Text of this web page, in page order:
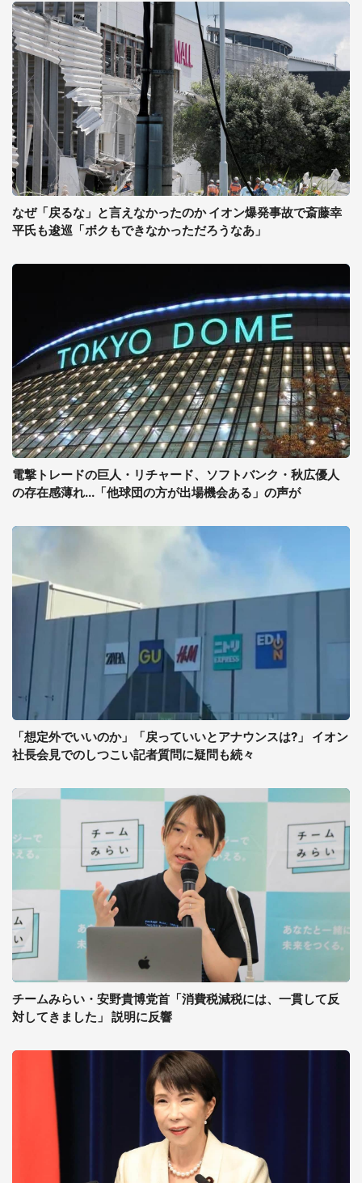
なぜ「戻るな」と言えなかったのか イオン爆発事故で斎藤幸
平氏も逡巡「ボクもできなかっただろうなあ」
電撃トレードの巨人・リチャード、ソフトバンク・秋広優人
の存在感薄れ...「他球団の方が出場機会ある」の声が
「想定外でいいのか」「戻っていいとアナウンスは?」 イオン
社長会見でのしつこい記者質問に疑問も続々
チームみらい・安野貴博党首「消費税減税には、一貫して反
対してきました」 説明に反響